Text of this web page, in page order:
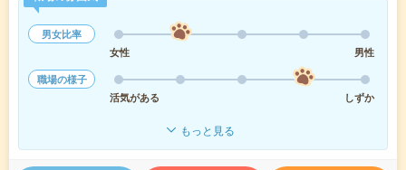
男女比率
女性
男性
職場の様子
活気がある
しずか
もっと見る